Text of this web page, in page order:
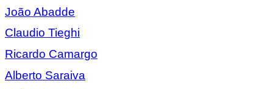
João Abadde
Claudio Tieghi
Ricardo Camargo
Alberto Saraiva